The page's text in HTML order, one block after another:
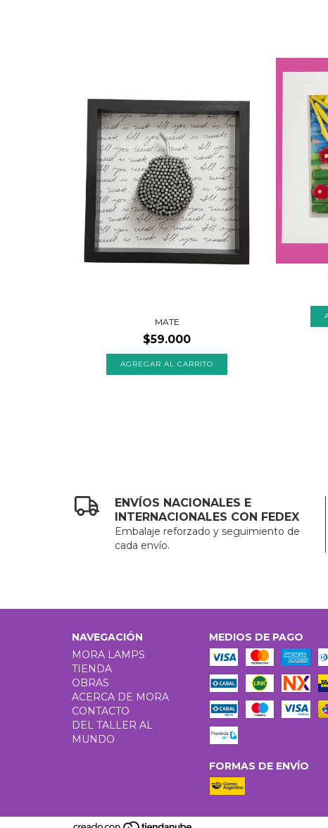
MATE
$59.000
ENVÍOS NACIONALES E
INTERNACIONALES CON FEDEX
Embalaje reforzado y seguimiento de
cada envío.
NAVEGACIÓN
MORA LAMPS
TIENDA
OBRAS
ACERCA DE MORA
CONTACTO
DEL TALLER AL
MUNDO
MEDIOS DE PAGO
FORMAS DE ENVÍO